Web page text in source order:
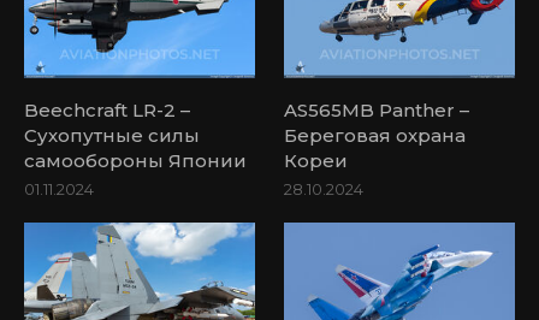
Beechcraft LR-2 –
Сухопутные силы
самообороны Японии
01.11.2024
AS565MB Panther –
Береговая охрана
Кореи
28.10.2024